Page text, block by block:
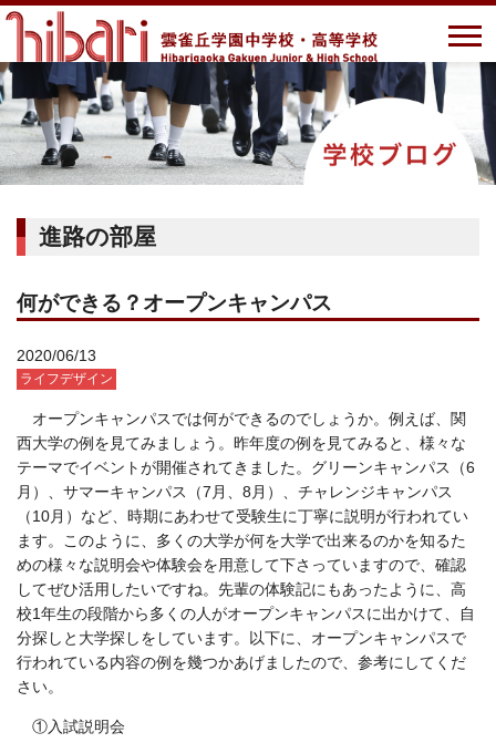
進路の部屋
何ができる？オープンキャンパス
2020/06/13
ライフデザイン
オープンキャンパスでは何ができるのでしょうか。例えば、関
西大学の例を見てみましょう。昨年度の例を見てみると、様々な
テーマでイベントが開催されてきました。グリーンキャンパス（6
月）、サマーキャンパス（7 月、 8 月）、チャレンジキャンパス
（10月）など、時期にあわせて受験生に丁寧に説明が行われてい
ます。このように、多くの大学が何を大学で出来るのかを知るた
めの様々な説明会や体験会を用意して下さっていますので、確認
してぜひ活用したいですね。先輩の体験記にもあったように、高
校1年生の段階から多くの人がオープンキャンパスに出かけて、自
分探しと大学探しをしています。以下に、オープンキャンパスで
行われている内容の例を幾つかあげましたので、参考にしてくだ
さい。
①入試説明会